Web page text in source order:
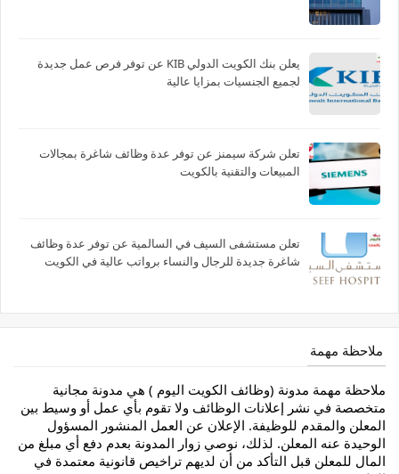
يعلن بنك الكويت الدولي KIB عن توفر فرص عمل جديدة
لجميع الجنسيات بمزايا عالية
تعلن شركة سيمنز عن توفر عدة وظائف شاغرة بمجالات
المبيعات والتقنية بالكويت
تعلن مستشفى السيف في السالمية عن توفر عدة وظائف
شاغرة جديدة للرجال والنساء برواتب عالية في الكويت
ملاحظة مهمة
ملاحظة مهمة مدونة (وظائف الكويت اليوم ) هي مدونة مجانية
متخصصة في نشر إعلانات الوظائف ولا تقوم بأي عمل أو وسيط بين
المعلن والمقدم للوظيفة. الإعلان عن العمل المنشور المسؤول
الوحيدة عنه المعلن. لذلك، نوصي زوار المدونة بعدم دفع أي مبلغ من
المال للمعلن قبل التأكد من أن لديهم تراخيص قانونية معتمدة في